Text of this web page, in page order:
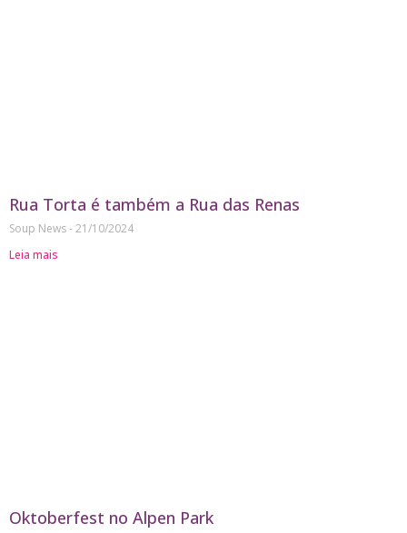
Rua Torta é também a Rua das Renas
Soup News 21/10/2024
Leia mais
Oktoberfest no Alpen Park